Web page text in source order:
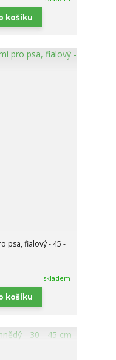
košíku
psa, fialový - 45 -
skladem
košíku